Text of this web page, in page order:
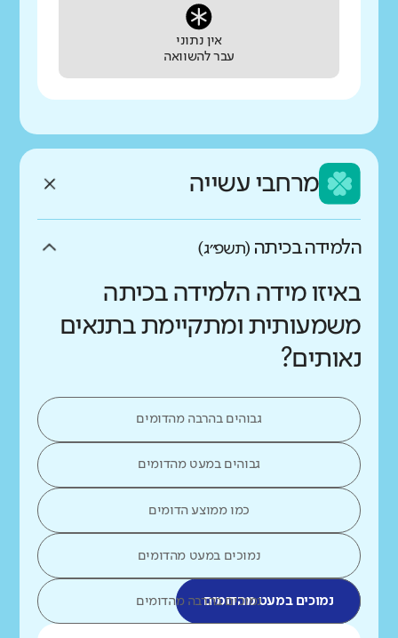
אין נתוני
עבר להשוואה
מרחבי עשייה
הלמידה בכיתה (תשפ״ג)
באיזו מידה הלמידה בכיתה
משמעותית ומתקיימת בתנאים
נאותים?
גבוהים בהרבה מהדומים
גבוהים במעט מהדומים
כמו ממוצע הדומים
נמוכים במעט מהדומים
נמוכים במעט מהדומיםנמוכים בהרבה מהדומים